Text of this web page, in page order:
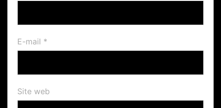
E-mail *
Site web